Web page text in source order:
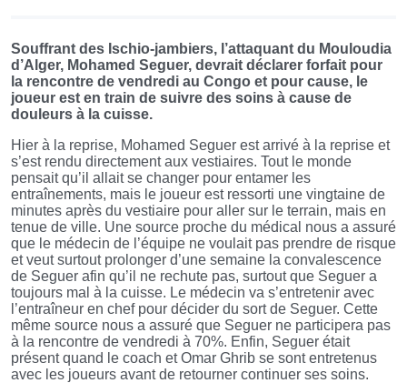
Souffrant des Ischio-jambiers, l’attaquant du Mouloudia
d’Alger, Mohamed Seguer, devrait déclarer forfait pour
la rencontre de vendredi au Congo et pour cause, le
joueur est en train de suivre des soins à cause de
douleurs à la cuisse.
Hier à la reprise, Mohamed Seguer est arrivé à la reprise et
s’est rendu directement aux vestiaires. Tout le monde
pensait qu’il allait se changer pour entamer les
entraînements, mais le joueur est ressorti une vingtaine de
minutes après du vestiaire pour aller sur le terrain, mais en
tenue de ville. Une source proche du médical nous a assuré
que le médecin de l’équipe ne voulait pas prendre de risque
et veut surtout prolonger d’une semaine la convalescence
de Seguer afin qu’il ne rechute pas, surtout que Seguer a
toujours mal à la cuisse. Le médecin va s’entretenir avec
l’entraîneur en chef pour décider du sort de Seguer. Cette
même source nous a assuré que Seguer ne participera pas
à la rencontre de vendredi à 70%. Enfin, Seguer était
présent quand le coach et Omar Ghrib se sont entretenus
avec les joueurs avant de retourner continuer ses soins.